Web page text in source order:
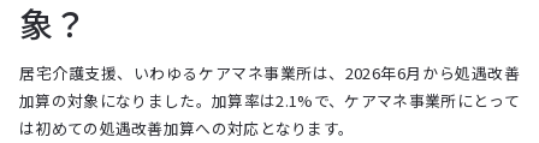
象？
居宅介護支援、いわゆるケアマネ事業所は、2026年6月から処遇改善
加算の対象になりました。加算率は2.1%で、ケアマネ事業所にとって
は初めての処遇改善加算への対応となります。